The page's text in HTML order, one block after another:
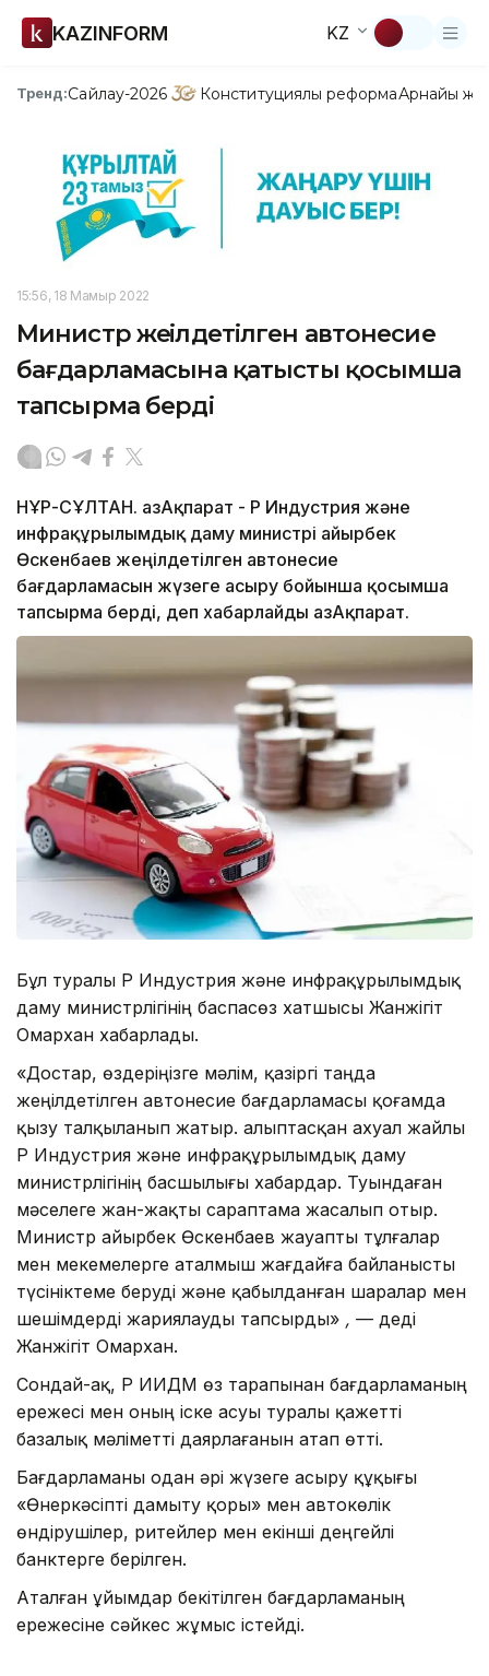
KAZINFORM KZ
Тренд:Сайлау-2026 Конституциялық реформаАрнайы
15:56, 18 Мамыр 2022
Министр жеңілдетілген автонесие
бағдарламасына қатысты қосымша
тапсырма берді
НҰР-СҰЛТАН. ҚазАқпарат - ҚР Индустрия және
инфрақұрылымдық даму министрі Қайырбек
Өскенбаев жеңілдетілген автонесие
бағдарламасын жүзеге асыру бойынша қосымша
тапсырма берді, деп хабарлайды ҚазАқпарат.
Бұл туралы ҚР Индустрия және инфрақұрылымдық
даму министрлігінің баспасөз хатшысы Жанжігіт
Омархан хабарлады.
«Достар, өздеріңізге мәлім, қазіргі таңда
жеңілдетілген автонесие бағдарламасы қоғамда
қызу талқыланып жатыр. Қалыптасқан ахуал жайлы
ҚР Индустрия және инфрақұрылымдық даму
министрлігінің басшылығы хабардар. Туындаған
мәселеге жан-жақты сараптама жасалып отыр.
Министр Қайырбек Өскенбаев жауапты тұлғалар
мен мекемелерге аталмыш жағдайға байланысты
түсініктеме беруді және қабылданған шаралар мен
шешімдерді жариялауды тапсырды» , — деді
Жанжігіт Омархан.
Сондай-ақ, ҚР ИИДМ өз тарапынан бағдарламаның
ережесі мен оның іске асуы туралы қажетті
базалық мәліметті даярлағанын атап өтті.
Бағдарламаны одан әрі жүзеге асыру құқығы
«Өнеркәсіпті дамыту қоры» мен автокөлік
өндірушілер, ритейлер мен екінші деңгейлі
банктерге берілген.
Аталған ұйымдар бекітілген бағдарламаның
ережесіне сәйкес жұмыс істейді.